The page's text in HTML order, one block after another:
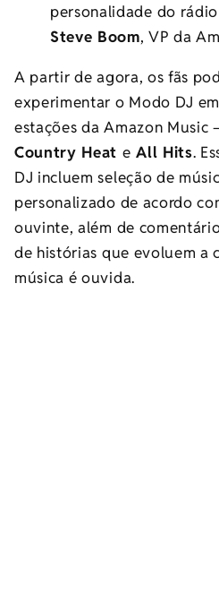
personalidade do
Steve Boom, VP da
A partir de agora, os fãs
experimentar o Modo DJ
estações da Amazon Music
Country Heat e All Hits.
DJ incluem seleção de
personalizado de acordo
ouvinte, além de
de histórias que evoluem a
música é ouvida.